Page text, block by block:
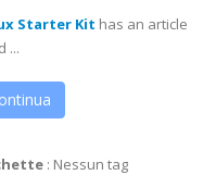
Starter Kit has an article
...
: Nessun tag